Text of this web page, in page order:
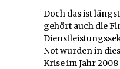
Doch das ist
gehört auch die
Not wurden in
Krise im Jahr